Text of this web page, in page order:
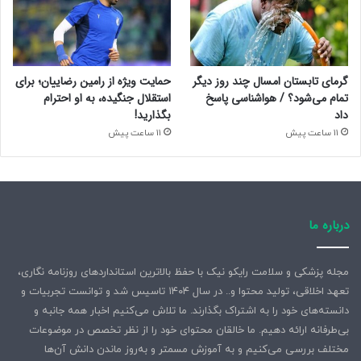
گرمای تابستان امسال چند روز دیگر
تمام می‌شود؟ / هواشناسی پاسخ
داد
11 ساعت پیش
حمایت ویژه از رامین رضاییان؛ برای
استقلال جنگیده، به او احترام
بگذارید!
11 ساعت پیش
درباره ما
مجله پزشکی و سلامت رایکو نیک با حفظ بالاترین استانداردهای روزنامه نگاری،
تعهد اخلاقی، تولید محتوا و.. در سال ۱۴۰۴ تاسیس شد و توانست تجربیات و
دانسته‌های خود را به اشتراک بگذارند. ما تلاش می‌کنیم اخبار همه جانبه و
بی‌طرفانه ارائه دهیم. ما خالقان محتوای خود را از نظر تخصص در موضوعات
مختلف بررسی می‌کنیم و به آموزش مسمتر و به‌روز ماندن دانش آن‌ها